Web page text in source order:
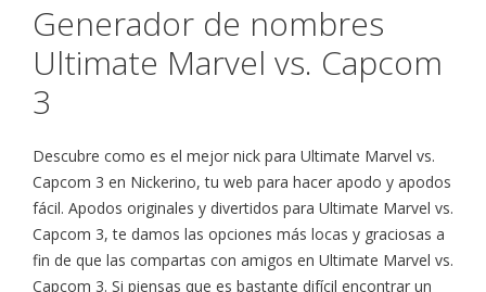
Generador de nombres
Ultimate Marvel vs. Capcom
3
Descubre como es el mejor nick para Ultimate Marvel vs.
Capcom 3 en Nickerino, tu web para hacer apodo y apodos
fácil. Apodos originales y divertidos para Ultimate Marvel vs.
Capcom 3, te damos las opciones más locas y graciosas a
fin de que las compartas con amigos en Ultimate Marvel vs.
Capcom 3. Si piensas que es bastante difícil encontrar un